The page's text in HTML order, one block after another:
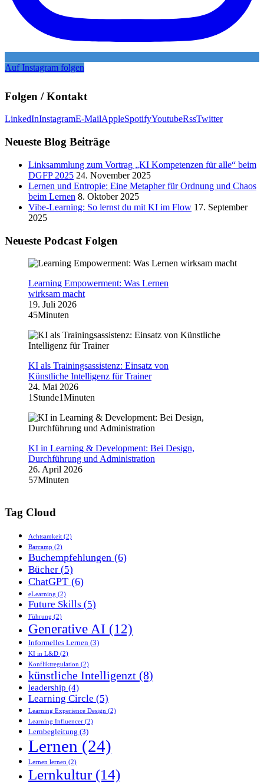
Auf Instagram folgen
Folgen / Kontakt
LinkedInInstagramE-MailAppleSpotifyYoutubeRssTwitter
Neueste Blog Beiträge
Linksammlung zum Vortrag „KI Kompetenzen für alle“ beim
DGFP 2025 24. November 2025
Lernen und Entropie: Eine Metapher für Ordnung und Chaos
beim Lernen 8. Oktober 2025
Vibe-Learning: So lernst du mit KI im Flow 17. September
2025
Neueste Podcast Folgen
Learning Empowerment: Was Lernen
wirksam macht
19. Juli 2026
45Minuten
KI als Trainingsassistenz: Einsatz von
Künstliche Intelligenz für Trainer
24. Mai 2026
1Stunde1Minuten
KI in Learning & Development: Bei Design,
Durchführung und Administration
26. April 2026
57Minuten
Tag Cloud
Achtsamkeit (2)
Barcamp (2)
Buchempfehlungen (6)
Bücher (5)
ChatGPT (6)
eLearning (2)
Future Skills (5)
Führung (2)
Generative AI (12)
Informelles Lernen (3)
KI in L&D (2)
Konfliktregulation (2)
künstliche Intelligenzt (8)
leadership (4)
Learning Circle (5)
Learning Experience Design (2)
Learning Influencer (2)
Lernbegleitung (3)
Lernen (24)
Lernen lernen (2)
Lernkultur(14)